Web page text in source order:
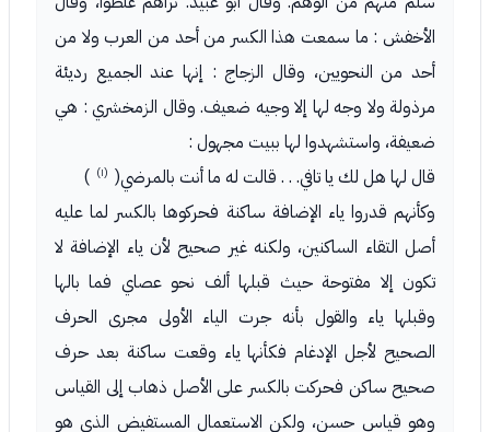
الأخفش : ما سمعت هذا الكسر من أحد من العرب ولا من
أحد من النحويين، وقال الزجاج : إنها عند الجميع رديئة
مرذولة ولا وجه لها إلا وجيه ضعيف. وقال الزمخشري : هي
ضعيفة، واستشهدوا لها ببيت مجهول :
قال لها هل لك يا تافي. . . قالت له ما أنت بالمرضي( (١)
)
وكأنهم قدروا ياء الإضافة ساكنة فحركوها بالكسر لما عليه
أصل التقاء الساكنين، ولكنه غير صحيح لأن ياء الإضافة لا
تكون إلا مفتوحة حيث قبلها ألف نحو عصاي فما بالها
وقبلها ياء والقول بأنه جرت الياء الأولى مجرى الحرف
الصحيح لأجل الإدغام فكأنها ياء وقعت ساكنة بعد حرف
صحيح ساكن فحركت بالكسر على الأصل ذهاب إلى القياس
وهو قياس حسن، ولكن الاستعمال المستفيض الذي هو